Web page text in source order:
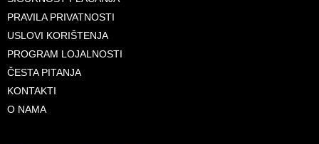
PRAVILA PRIVATNOSTI
USLOVI KORIŠTENJA
PROGRAM LOJALNOSTI
ČESTA PITANJA
KONTAKTI
O NAMA